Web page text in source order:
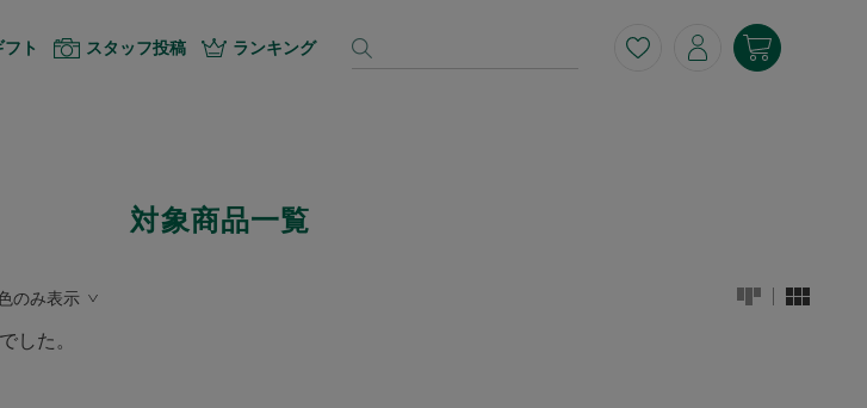
フト スタッフ投稿 ランキング
対象商品一覧
のみ表示
した。